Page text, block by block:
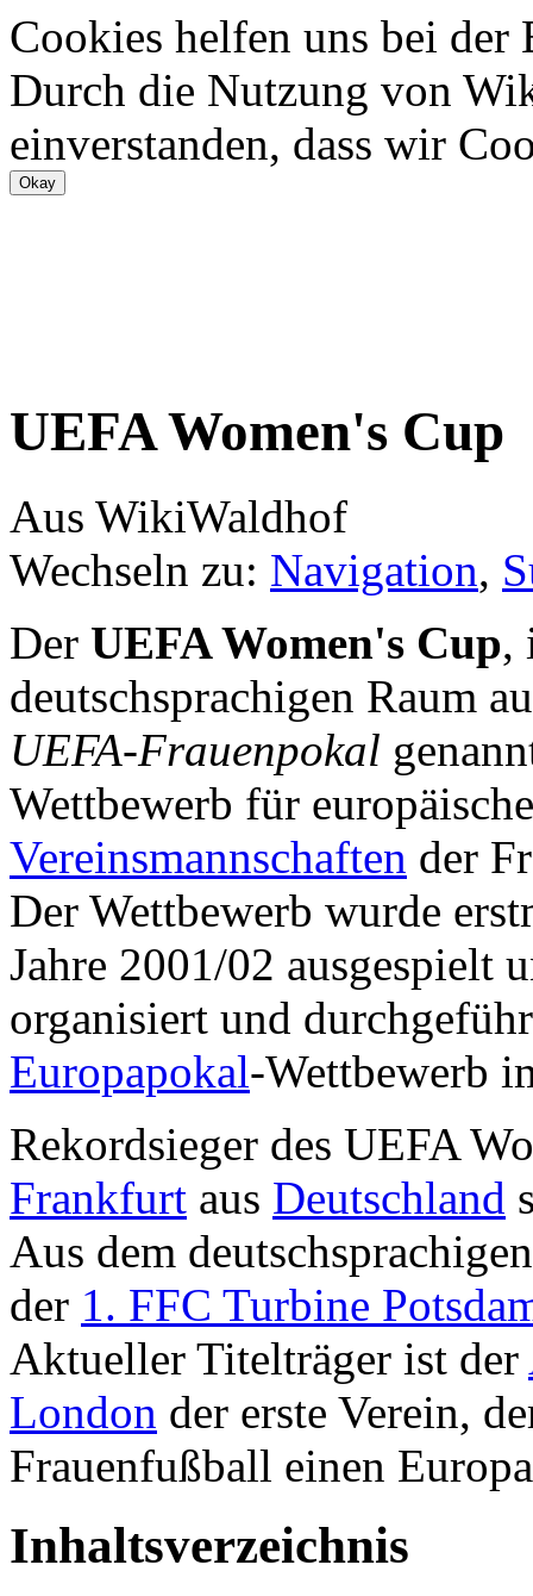
Cookies helfen uns bei
Durch die Nutzung von
einverstanden, dass wir
UEFA Women's Cup
Aus WikiWaldhof
Wechseln zu: Navigation,
Der UEFA Women's Cup,
deutschsprachigen Raum
UEFA-Frauenpokal
Wettbewerb für
Vereinsmannschaften der
Der Wettbewerb wurde
Jahre 2001/02 ausgespielt
organisiert und
Europapokal-Wettbewerb
Rekordsieger des UEFA
Frankfurt aus Deutschland
Aus dem
der 1. FFC Turbine
Aktueller Titelträger ist der
London der erste Verein,
Frauenfußball einen
Inhaltsverzeichnis